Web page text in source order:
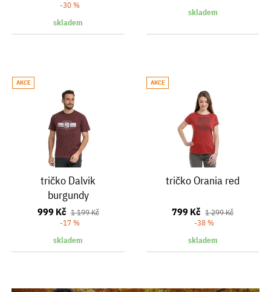
-30 %
skladem
skladem
AKCE
tričko Dalvik
burgundy
999 Kč 1 199 Kč
-17 %
skladem
AKCE
tričko Orania red
799 Kč 1 299 Kč
-38 %
skladem